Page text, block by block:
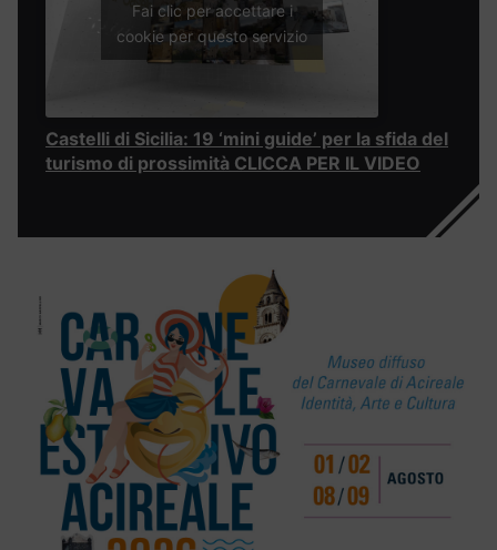
Fai clic per accettare i
cookie per questo servizio
Castelli di Sicilia: 19 ‘mini guide’ per la sfida del
turismo di prossimità CLICCA PER IL VIDEO